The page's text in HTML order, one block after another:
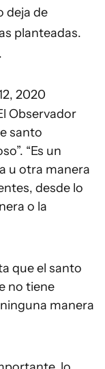
deja de
planteadas.
2020
Observador
santo
“Es un
u otra manera
desde lo
o la
que el santo
no tiene
manera